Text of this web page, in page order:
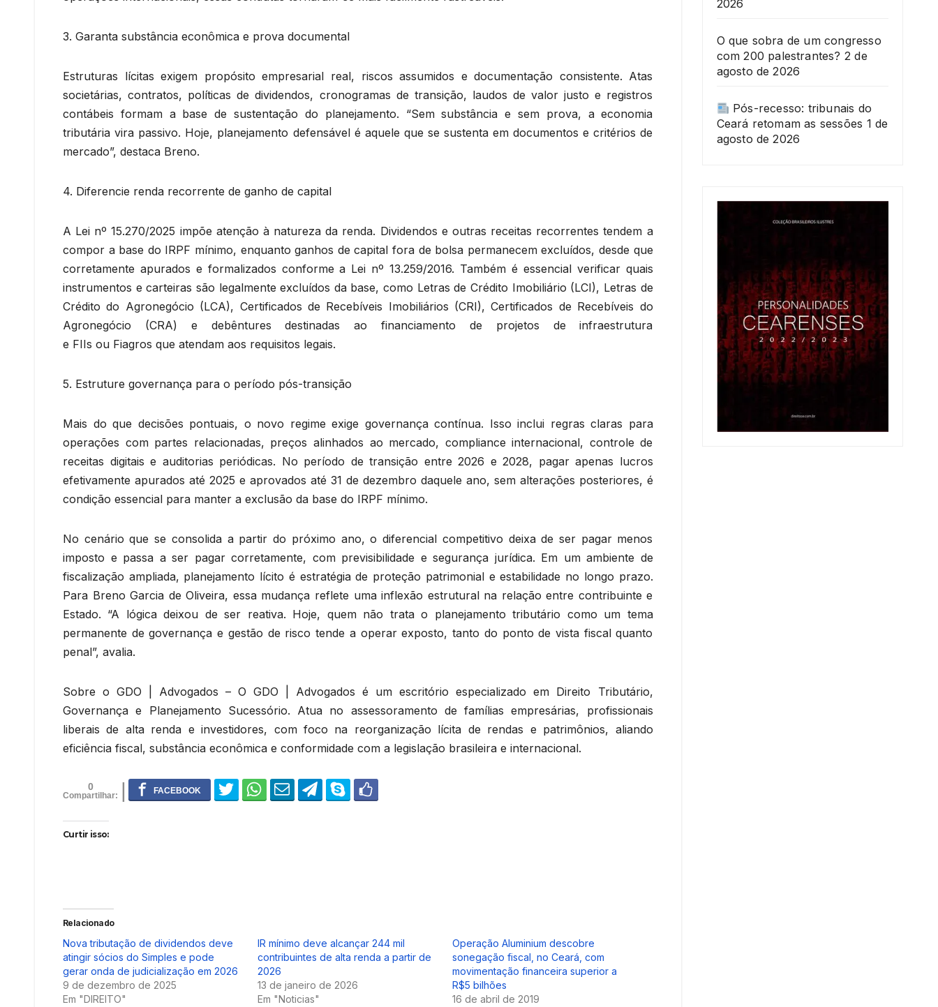
3. Garanta substância econômica e prova documental
Estruturas lícitas exigem propósito empresarial real, riscos assumidos e documentação consistente. Atas
societárias, contratos, políticas de dividendos, cronogramas de transição, laudos de valor justo e registros
contábeis formam a base de sustentação do planejamento. “Sem substância e sem prova, a economia
tributária vira passivo. Hoje, planejamento defensável é aquele que se sustenta em documentos e critérios de
mercado”, destaca Breno.
4. Diferencie renda recorrente de ganho de capital
A Lei nº 15.270/2025 impõe atenção à natureza da renda. Dividendos e outras receitas recorrentes tendem a
compor a base do IRPF mínimo, enquanto ganhos de capital fora de bolsa permanecem excluídos, desde que
corretamente apurados e formalizados conforme a Lei nº 13.259/2016. Também é essencial verificar quais
instrumentos e carteiras são legalmente excluídos da base, como Letras de Crédito Imobiliário (LCI), Letras de
Crédito do Agronegócio (LCA), Certificados de Recebíveis Imobiliários (CRI), Certificados de Recebíveis do
Agronegócio (CRA) e debêntures destinadas ao financiamento de projetos de infraestrutura
e FIIs ou Fiagros que atendam aos requisitos legais.
5. Estruture governança para o período pós-transição
Mais do que decisões pontuais, o novo regime exige governança contínua. Isso inclui regras claras para
operações com partes relacionadas, preços alinhados ao mercado, compliance internacional, controle de
receitas digitais e auditorias periódicas. No período de transição entre 2026 e 2028, pagar apenas lucros
efetivamente apurados até 2025 e aprovados até 31 de dezembro daquele ano, sem alterações posteriores, é
condição essencial para manter a exclusão da base do IRPF mínimo.
No cenário que se consolida a partir do próximo ano, o diferencial competitivo deixa de ser pagar menos
imposto e passa a ser pagar corretamente, com previsibilidade e segurança jurídica. Em um ambiente de
fiscalização ampliada, planejamento lícito é estratégia de proteção patrimonial e estabilidade no longo prazo.
Para Breno Garcia de Oliveira, essa mudança reflete uma inflexão estrutural na relação entre contribuinte e
Estado. “A lógica deixou de ser reativa. Hoje, quem não trata o planejamento tributário como um tema
permanente de governança e gestão de risco tende a operar exposto, tanto do ponto de vista fiscal quanto
penal”, avalia.
Sobre o GDO | Advogados – O GDO | Advogados é um escritório especializado em Direito Tributário,
Governança e Planejamento Sucessório. Atua no assessoramento de famílias empresárias, profissionais
liberais de alta renda e investidores, com foco na reorganização lícita de rendas e patrimônios, aliando
eficiência fiscal, substância econômica e conformidade com a legislação brasileira e internacional.
0
Curtir isso:
Relacionado
Nova tributação de dividendos deve
atingir sócios do Simples e pode
gerar onda de judicialização em 2026
9 de dezembro de 2025
Em "DIREITO"
IR mínimo deve alcançar 244 mil
contribuintes de alta renda a partir de
2026
13 de janeiro de 2026
Em "Noticias"
Operação Aluminium descobre
sonegação fiscal, no Ceará, com
movimentação financeira superior a
R$5 bilhões
16 de abril de 2019
2026
O que sobra de um congresso
com 200 palestrantes? 2 de
agosto de 2026
Pós-recesso: tribunais do
Ceará retomam as sessões 1 de
agosto de 2026